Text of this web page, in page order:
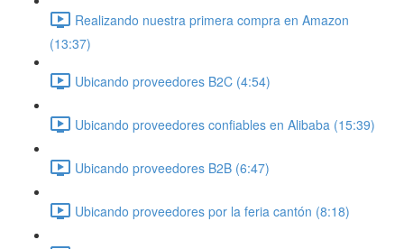
Realizando nuestra primera compra en Amazon
(13:37)
Ubicando proveedores B2C (4:54)
Ubicando proveedores confiables en Alibaba (15:39)
Ubicando proveedores B2B (6:47)
Ubicando proveedores por la feria cantón (8:18)